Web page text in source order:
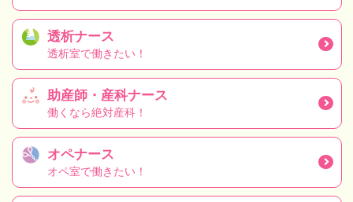
透析ナース
透析室で働きたい！
助産師・産科ナース
働くなら絶対産科！
オペナース
オペ室で働きたい！